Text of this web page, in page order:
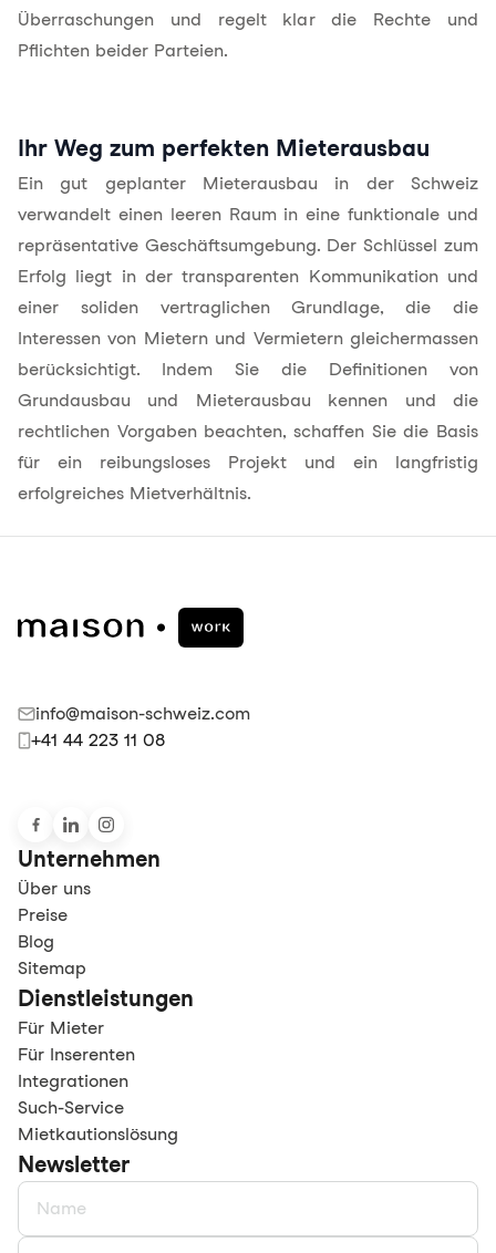
Überraschungen und regelt klar die Rechte und
Pflichten beider Parteien.
Ihr Weg zum perfekten Mieterausbau
Ein gut geplanter Mieterausbau in der Schweiz
verwandelt einen leeren Raum in eine funktionale und
repräsentative Geschäftsumgebung. Der Schlüssel zum
Erfolg liegt in der transparenten Kommunikation und
einer soliden vertraglichen Grundlage, die die
Interessen von Mietern und Vermietern gleichermassen
berücksichtigt. Indem Sie die Definitionen von
Grundausbau und Mieterausbau kennen und die
rechtlichen Vorgaben beachten, schaffen Sie die Basis
für ein reibungsloses Projekt und ein langfristig
erfolgreiches Mietverhältnis.
info@maison-schweiz.com
+41 44 223 11 08
Unternehmen
Über uns
Preise
Blog
Sitemap
Dienstleistungen
Für Mieter
Für Inserenten
Integrationen
Such-Service
Mietkautionslösung
Newsletter